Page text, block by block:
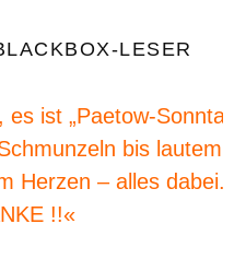
LESER
ist „Paetow-Sonntag“
bis lautem
Herzen – alles dabei.
!!«